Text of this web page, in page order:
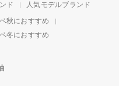
ド
人気モデルブランド
秋におすすめ
冬におすすめ